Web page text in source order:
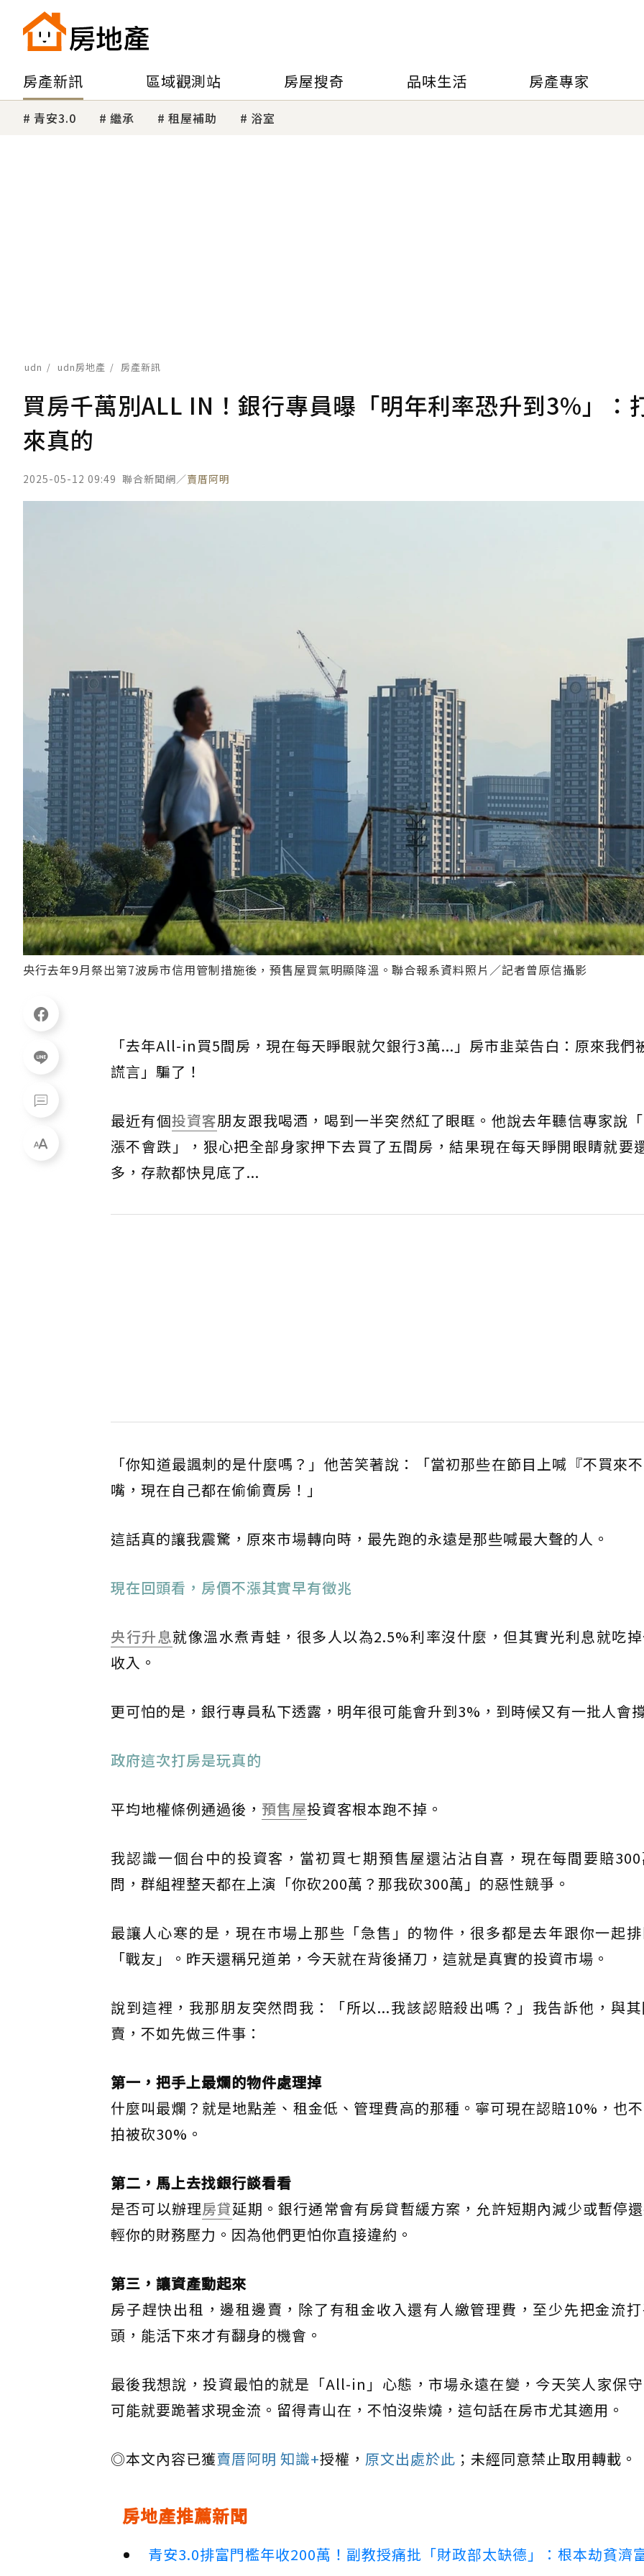
房產新訊 區域觀測站 房屋搜奇 品味生活 房產專家
青安3.0 繼承 租屋補助 浴室
udn udn房地產 房產新訊
買房千萬別ALL IN！銀行專員曝「明年利率恐升到3%」：
來真的
2025-05-12 09:49 聯合新聞網／賣厝阿明
央行去年9月祭出第7波房市信用管制措施後，預售屋買氣明顯降溫。聯合報系資料照片／記者曾原信攝影
「去年All-in買5間房，現在每天睜眼就欠銀行3萬...」房市韭菜告白：原來我們
謊言」騙了！
最近有個投資客朋友跟我喝酒，喝到一半突然紅了眼眶。他說去年聽信專家說
漲不會跌」，狠心把全部身家押下去買了五間房，結果現在每天睜開眼睛就要
多，存款都快見底了...
「你知道最諷刺的是什麼嗎？」他苦笑著說：「當初那些在節目上喊『不買來
嘴，現在自己都在偷偷賣房！」
這話真的讓我震驚，原來市場轉向時，最先跑的永遠是那些喊最大聲的人。
現在回頭看，房價不漲其實早有徵兆
央行升息就像溫水煮青蛙，很多人以為2.5%利率沒什麼，但其實光利息就吃
收入。
更可怕的是，銀行專員私下透露，明年很可能會升到3%，到時候又有一批人會
政府這次打房是玩真的
平均地權條例通過後， 預售屋投資客根本跑不掉。
我認識一個台中的投資客，當初買七期預售屋還沾沾自喜，現在每間要賠
問，群組裡整天都在上演「你砍200萬？那我砍300萬」的惡性競爭。
最讓人心寒的是，現在市場上那些「急售」的物件，很多都是去年跟你一起
「戰友」。昨天還稱兄道弟，今天就在背後捅刀，這就是真實的投資市場。
說到這裡，我那朋友突然問我：「所以...我該認賠殺出嗎？」我告訴他，與
賣，不如先做三件事：
第一，把手上最爛的物件處理掉
什麼叫最爛？就是地點差、租金低、管理費高的那種。寧可現在認賠10%，也
拍被砍30%。
第二，馬上去找銀行談看看
是否可以辦理房貸延期。銀行通常會有房貸暫緩方案，允許短期內減少或暫停
輕你的財務壓力。因為他們更怕你直接違約。
第三，讓資產動起來
房子趕快出租，邊租邊賣，除了有租金收入還有人繳管理費，至少先把金流
頭，能活下來才有翻身的機會。
最後我想說，投資最怕的就是「All-in」心態，市場永遠在變，今天笑人家保
可能就要跪著求現金流。留得青山在，不怕沒柴燒，這句話在房市尤其適用。
◎本文內容已獲賣厝阿明 知識+授權， 原文出處於此 ；未經同意禁止取用轉載。
房地產推薦新聞
青安3.0排富門檻年收200萬！副教授痛批「財政部太缺德」：根本劫貧濟